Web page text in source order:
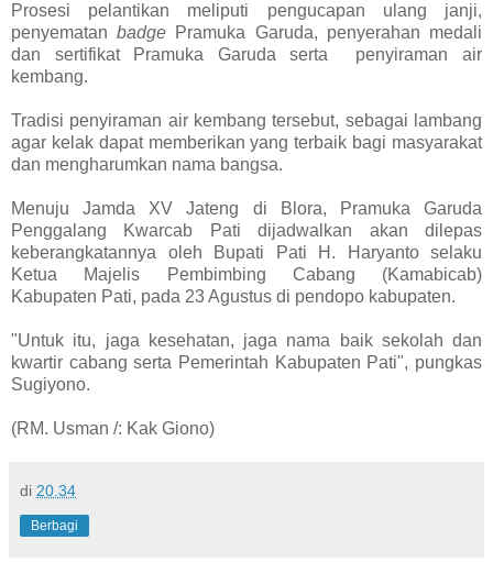
Prosesi pelantikan meliputi pengucapan ulang janji,
penyematanbadge Pramuka Garuda, penyerahan medali
dan sertifikat Pramuka Garuda serta penyiraman air
kembang.
Tradisi penyiraman air kembang tersebut, sebagai lambang
agar kelak dapat memberikan yang terbaik bagi masyarakat
dan mengharumkan nama bangsa.
Menuju Jamda XV Jateng di Blora, Pramuka Garuda
Penggalang Kwarcab Pati dijadwalkan akan dilepas
keberangkatannya oleh Bupati Pati H. Haryanto selaku
Ketua Majelis Pembimbing Cabang (Kamabicab)
Kabupaten Pati, pada 23 Agustus di pendopo kabupaten.
"Untuk itu, jaga kesehatan, jaga nama baik sekolah dan
kwartir cabang serta Pemerintah Kabupaten Pati", pungkas
Sugiyono.
(RM. Usman /: Kak Giono)
di 20.34
Berbagi